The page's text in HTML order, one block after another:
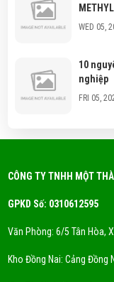
WED 05,
10
nghiệp
FRI 05,
FRI 05,
Xu
FRI 05,
CÔNG TY TNHH MỘT
GPKD Số: 0310612595
Văn Phòng: 6/5 Tân Hòa,
Kho Đồng Nai: Cảng Đồng